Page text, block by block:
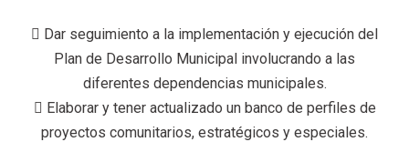
 Dar seguimiento a la implementación y ejecución del
Plan de Desarrollo Municipal involucrando a las
diferentes dependencias municipales.
 Elaborar y tener actualizado un banco de perfiles de
proyectos comunitarios, estratégicos y especiales.